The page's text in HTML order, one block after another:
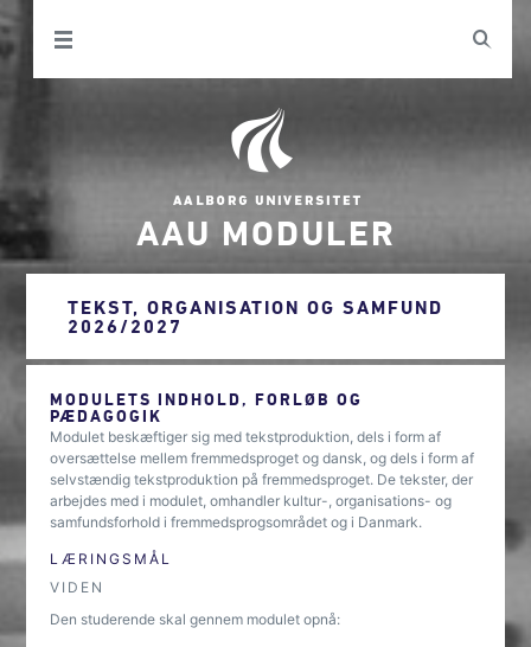
AAU MODULER
TEKST, ORGANISATION OG SAMFUND
2026/2027
MODULETS INDHOLD, FORLØB OG
PÆDAGOGIK
Modulet beskæftiger sig med tekstproduktion, dels i form af
oversættelse mellem fremmedsproget og dansk, og dels i form af
selvstændig tekstproduktion på fremmedsproget. De tekster, der
arbejdes med i modulet, omhandler kultur-, organisations- og
samfundsforhold i fremmedsprogsområdet og i Danmark.
LÆRINGSMÅL
VIDEN
Den studerende skal gennem modulet opnå: